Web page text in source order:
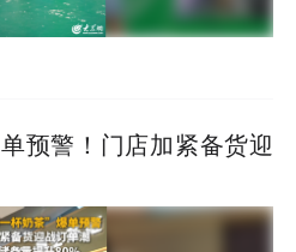
预警！门店加紧备货迎